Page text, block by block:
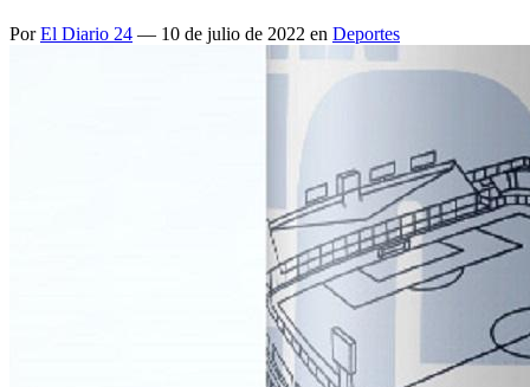
PorEl Diario 24 — 10 de julio de 2022 en Deportes